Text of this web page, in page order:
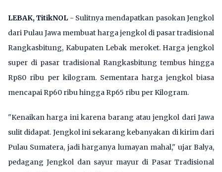
LEBAK, TitikNOL - Sulitnya mendapatkan pasokan Jengkol
dari Pulau Jawa membuat harga jengkol di pasar tradisional
Rangkasbitung, Kabupaten Lebak meroket. Harga jengkol
super di pasar tradisional Rangkasbitung tembus hingga
Rp80 ribu per kilogram. Sementara harga jengkol biasa
mencapai Rp60 ribu hingga Rp65 ribu per Kilogram.
"Kenaikan harga ini karena barang atau jengkol dari Jawa
sulit didapat. Jengkol ini sekarang kebanyakan di kirim dari
Pulau Sumatera, jadi harganya lumayan mahal," ujar Balya,
pedagang Jengkol dan sayur mayur di Pasar Tradisional